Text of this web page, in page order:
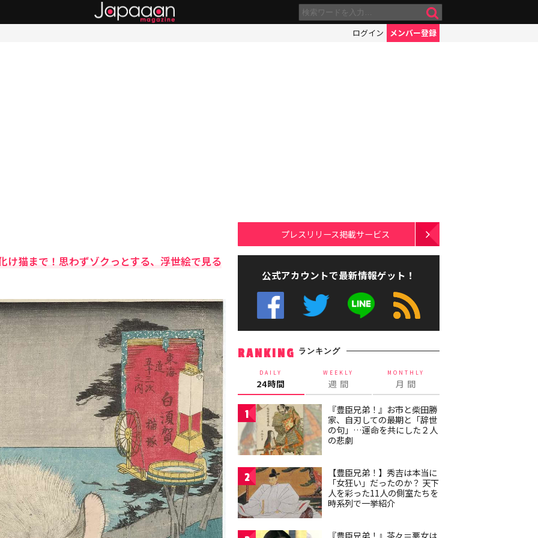
ログイン メンバー登録
け猫まで！思わずゾクっとする、浮世絵で見る
プレスリリース掲載サービス
公式アカウントで最新情報ゲット！
RANKING ランキング
DAILY
24時間
WEEKLY
週 間
MONTHLY
月 間
1
『豊臣兄弟！』お市と柴田勝
家、自刃しての最期と「辞世
の句」…運命を共にした２人
の悲劇
2
【豊臣兄弟！】秀吉は本当に
「女狂い」だったのか？ 天下
人を彩った11人の側室たちを
時系列で一挙紹介
『豊臣兄弟！』茶々＝悪女は